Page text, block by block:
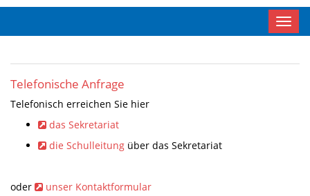
Telefonische Anfrage
Telefonisch erreichen Sie hier
das Sekretariat
die Schulleitung über das Sekretariat
oder unser Kontaktformular